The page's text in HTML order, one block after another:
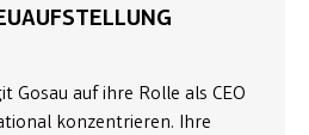
Gosau auf ihre Rolle als CEO
konzentrieren. Ihre